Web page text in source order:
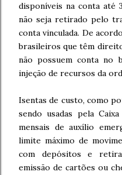
disponíveis na conta até
não seja retirado pelo
conta vinculada. De
brasileiros que têm
não possuem conta no
injeção de recursos da
Isentas de custo, como
sendo usadas pela
mensais de auxílio
limite máximo de
com depósitos e
emissão de cartões ou